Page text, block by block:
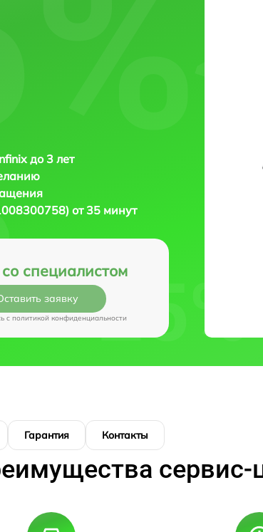
до 3 лет
от 35 минут
специалистом
заявку
c политикой конфиденциальности
Гарантия Контакты
сервис-